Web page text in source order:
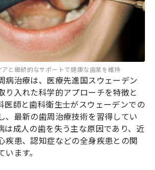
と継続的なサポートで健康な歯茎を維持
病治療は、医療先進国スウェーデン
り入れた科学的アプローチを特徴と
医師と歯科衛生士がスウェーデンでの
、最新の歯周治療技術を習得してい
は成人の歯を失う主な原因であり、近
疾患、認知症などの全身疾患との関
ます。